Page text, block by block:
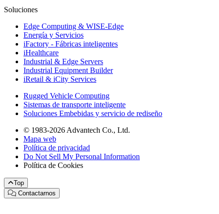
Soluciones
Edge Computing & WISE-Edge
Energía y Servicios
iFactory - Fábricas inteligentes
iHealthcare
Industrial & Edge Servers
Industrial Equipment Builder
iRetail & iCity Services
Rugged Vehicle Computing
Sistemas de transporte inteligente
Soluciones Embebidas y servicio de rediseño
© 1983-2026 Advantech Co., Ltd.
Mapa web
Política de privacidad
Do Not Sell My Personal Information
Política de Cookies
Top
Contactarnos